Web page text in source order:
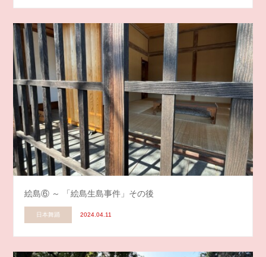
絵島⑥ ～ 「絵島生島事件」その後
日本舞踊 2024.04.11